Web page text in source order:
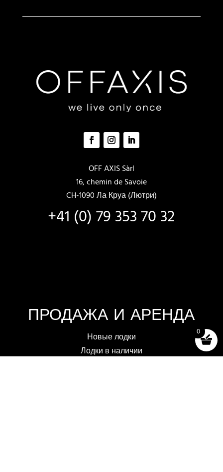
OFF AXIS Sàrl
16, chemin de Savoie
CH-1090 Ла Круа (Лютри)
+41 (0) 79 353 70 32
ПРОДАЖА И АРЕНДА
Новые лодки
Лодки в наличии
0